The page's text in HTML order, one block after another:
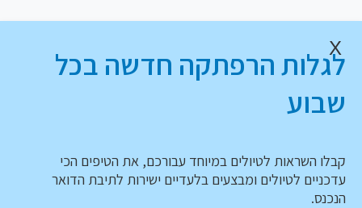
X
לגלות הרפתקה חדשה בכל
שבוע
קבלו השראות לטיולים במיוחד עבורכם, את הטיפים הכי
עדכניים לטיולים ומבצעים בלעדיים ישירות לתיבת הדואר
הנכנס.